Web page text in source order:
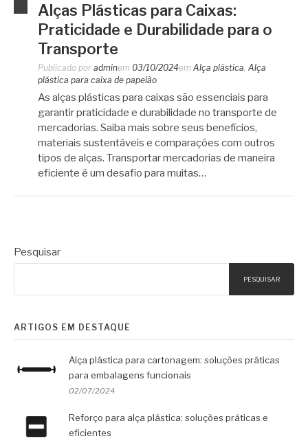
Alças Plásticas para Caixas:
Praticidade e Durabilidade para o
Transporte
Publicado por adminem 03/10/2024em Alça plástica Alça
plástica para caixa de papelão
As alças plásticas para caixas são essenciais para
garantir praticidade e durabilidade no transporte de
mercadorias. Saiba mais sobre seus benefícios,
materiais sustentáveis e comparações com outros
tipos de alças. Transportar mercadorias de maneira
eficiente é um desafio para muitas…
Pesquisar
PESQUISAR
ARTIGOS EM DESTAQUE
Alça plástica para cartonagem: soluções práticas
para embalagens funcionais
02/07/2024
Reforço para alça plástica: soluções práticas e
eficientes